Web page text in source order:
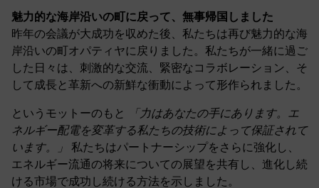
魅力的な海岸沿いの町に戻って、無事帰国しました
昨年の会議が大成功を収めた後、私たちは再び魅力的な海
岸沿いの町オパティヤに戻りました。私たちが一緒に過ご
した日々は、刺激的な交流、緊密なコラボレーション、そ
して成長と革新への新鮮な衝動によって形作られました。
というモットーのもと
「力はあなたの手にあります。エ
ネルギー配電を変革する私たちの技術によって保証されて
います。」
私たちはパートナーシップをさらに強化し、
エネルギー流通の将来についての展望を共有し、進化し続
ける市場で成功し続ける方法を示しました。